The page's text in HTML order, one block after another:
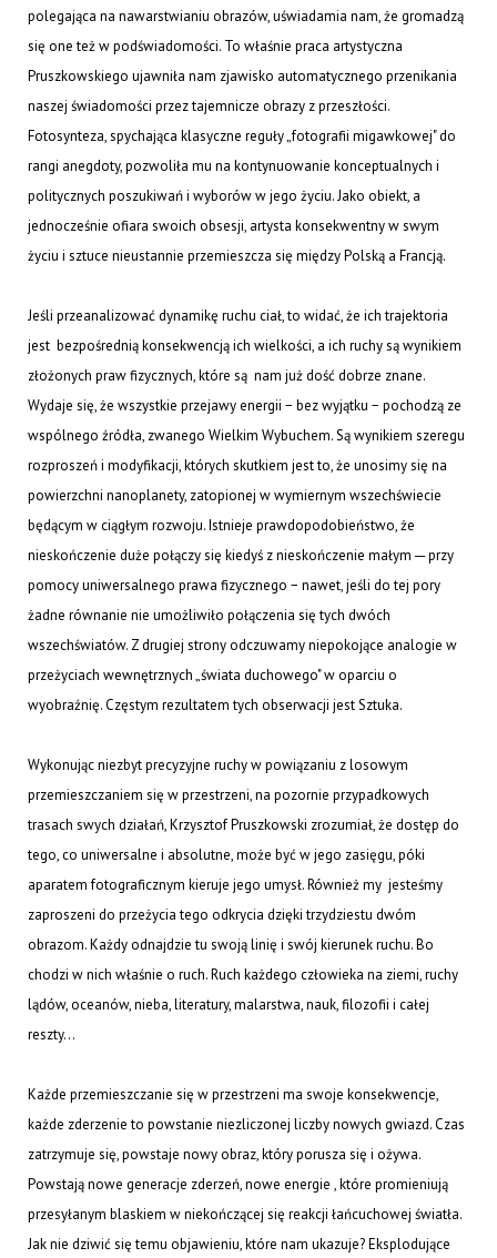
polegająca na nawarstwianiu obrazów, uświadamia nam, że gromadzą
się one też w podświadomości. To właśnie praca artystyczna
Pruszkowskiego ujawniła nam zjawisko automatycznego przenikania
naszej świadomości przez tajemnicze obrazy z przeszłości.
Fotosynteza, spychająca klasyczne reguły „fotografii migawkowej" do
rangi anegdoty, pozwoliła mu na kontynuowanie konceptualnych i
politycznych poszukiwań i wyborów w jego życiu. Jako obiekt, a
jednocześnie ofiara swoich obsesji, artysta konsekwentny w swym
życiu i sztuce nieustannie przemieszcza się między Polską a Francją.
Jeśli przeanalizować dynamikę ruchu ciał, to widać, że ich trajektoria
jest bezpośrednią konsekwencją ich wielkości, a ich ruchy są wynikiem
złożonych praw fizycznych, które są nam już dość dobrze znane.
Wydaje się, że wszystkie przejawy energii − bez wyjątku − pochodzą ze
wspólnego źródła, zwanego Wielkim Wybuchem. Są wynikiem szeregu
rozproszeń i modyfikacji, których skutkiem jest to, że unosimy się na
powierzchni nanoplanety, zatopionej w wymiernym wszechświecie
będącym w ciągłym rozwoju. Istnieje prawdopodobieństwo, że
nieskończenie duże połączy się kiedyś z nieskończenie małym ─ przy
pomocy uniwersalnego prawa fizycznego − nawet, jeśli do tej pory
żadne równanie nie umożliwiło połączenia się tych dwóch
wszechświatów. Z drugiej strony odczuwamy niepokojące analogie w
przeżyciach wewnętrznych „świata duchowego" w oparciu o
wyobraźnię. Częstym rezultatem tych obserwacji jest Sztuka.
Wykonując niezbyt precyzyjne ruchy w powiązaniu z losowym
przemieszczaniem się w przestrzeni, na pozornie przypadkowych
trasach swych działań, Krzysztof Pruszkowski zrozumiał, że dostęp do
tego, co uniwersalne i absolutne, może być w jego zasięgu, póki
aparatem fotograficznym kieruje jego umysł. Również my jesteśmy
zaproszeni do przeżycia tego odkrycia dzięki trzydziestu dwóm
obrazom. Każdy odnajdzie tu swoją linię i swój kierunek ruchu. Bo
chodzi w nich właśnie o ruch. Ruch każdego człowieka na ziemi, ruchy
lądów, oceanów, nieba, literatury, malarstwa, nauk, filozofii i całej
reszty...
Każde przemieszczanie się w przestrzeni ma swoje konsekwencje,
każde zderzenie to powstanie niezliczonej liczby nowych gwiazd. Czas
zatrzymuje się, powstaje nowy obraz, który porusza się i ożywa.
Powstają nowe generacje zderzeń, nowe energie , które promieniują
przesyłanym blaskiem w niekończącej się reakcji łańcuchowej światła.
Jak nie dziwić się temu objawieniu, które nam ukazuje? Eksplodujące